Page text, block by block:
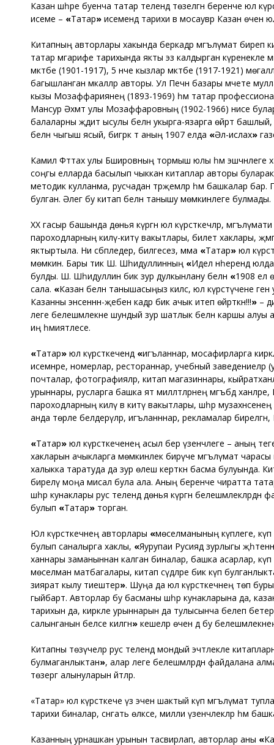
Казан шәһәре буенча татар телендә төзелгән беренче юл
исеме – «Татар» исемендә тарихи вә мосаувәр Казан өчен
Китапның авторлары хакында беркадәр мәгълүмат
татар мәгарифе тарихында якты эз калдырган күренекле
мәктәбе (1901-1917), 5 нче кызлар мәктәбе (1917-1921)
багышланган мәкаләләр авторы. Ул Печән базары мәчете
кызы Мозаффариянең (1893-1969) һәм татар
Мансур Әхмәт улы Мозаффаровның (1902-1966) әнисе
балаларны җәдит ысулы белән укырга-язарга өйрәтә башлый,
белән чыгыш ясый, бигрәк тә аның 1907 елда «Әл-ислах»
Камил Фәттах улы Бәшировның тормыш юлы һәм эшчәнлеге
соңгы елларда басылып чыккан китаплар авторы буларак
методик кулланма, русчадан тәрҗемәләр һәм башкалар
булган. Әлегә бу китап белән танышу мөмкинлеге булмады.
ХХ гасыр башында дөнья күргән юл күрсәткечләр,
пароходларның килү-китү вакытлары, билет хаклары,
яктыртыла. Ни сәбәпледер, билгесез, әмма «Татар» юл
мөмкин. Бары тик Ш. Шәһидуллинның «Идел нәһерендә
булды. Ш. Шәһидуллин бик зур дулкынлану белән «1908 ел
сала. «Казан белән танышасыңыз килсә, юл күрсәтүчене
Казанны энәсеннән-җебенә кадәр бик ачык итеп өйрәткән!!!» –
әлеге белешмәлекне шундый зур шатлык белән каршы алуы
иң әһәмиятлесе.
«Татар» юл күрсәткечендә «игъланнар, мосафирларга
исемнәре, номерлар, рестораннар, учебный заведениеләр
почталар, фотографияләр, китап магазиннары,
урыннары, русларга башка ят милләтләрнең мәгъбәд
пароходларның килү вә китү вакытлары, шәһәр
анда төрле белдерүләр, игъланннар, рекламалар бирелгән,
«Татар» юл күрсәткеченең асыл бер үзенчәлеге – аның
хакларын ачыкларга мөмкинлек бирүче мәгълүмат чарасы
халыкка таратуда да зур өлеш керткән басма булуында.
бирелү моңа мисал була ала. Аның беренче чиратта
шәһәр кунаклары рус телендә дөнья күргән
булып «Татар» торган.
Юл күрсәткечнең авторлары «мөселманының күплеге, күп
булып саналырга хаклы, «Яурупаи Русиядә зурлыгы
ханнары заманыннан калган биналар, башка асарлар, күп
мөселман матбагалары, китап сәүдәләре бик күп
зиярат кылу тиештер». Шуңа да юл күрсәткечнең төп
гыйбарәт. Авторлар бу басманы шәһәр кунакларына да,
тарихын да, кирәкле урыннарын да тулысынча белеп
салынганын беләсе килгән» кешеләр өчен дә бу
Китапны төзүчеләр рус телендә мондый эчтәлекле
булмаганлыктан», алар әлеге белешмәләрдән файдалана
төзергә алынуларын әйтәләр.
«Татар» юл күрсәткече үз эченә шактый күп мәгълүмат
тарихи биналар, сәнәгать өлкәсе, милли үзенчәлекләр һәм
Казанның урнашкан урынын тасвирлап, авторлар аны «